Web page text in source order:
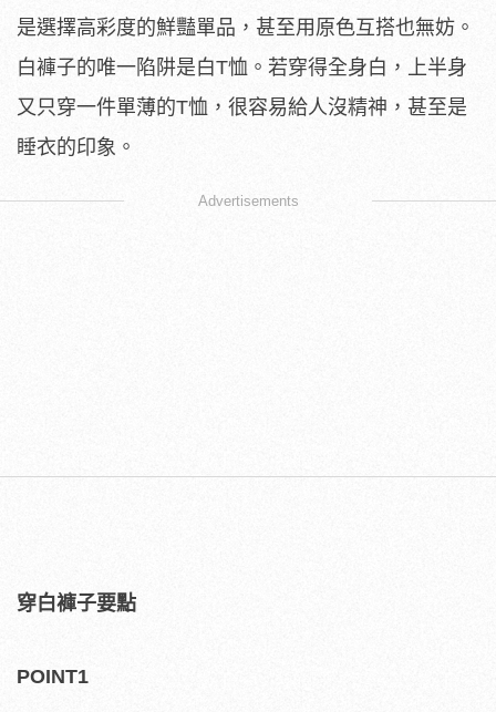
是選擇高彩度的鮮豔單品，甚至用原色互搭也無妨。
白褲子的唯一陷阱是白T恤。若穿得全身白，上半身
又只穿一件單薄的T恤，很容易給人沒精神，甚至是
睡衣的印象。
Advertisements
穿白褲子要點
POINT1